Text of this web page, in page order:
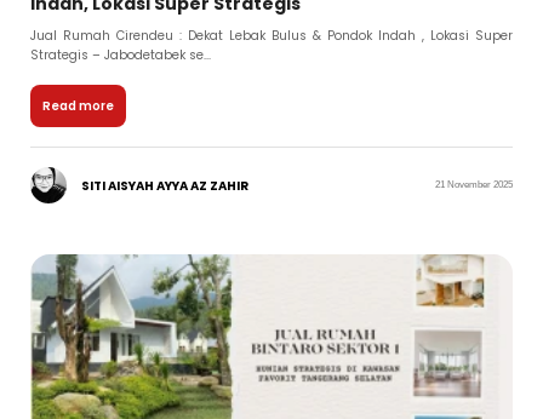
Jual Rumah Cirendeu : Dekat Lebak Bulus & Pondok Indah , Lokasi Super
Strategis – Jabodetabek se...
Read more
SITI AISYAH AYYA AZ ZAHIR 21 November 2025